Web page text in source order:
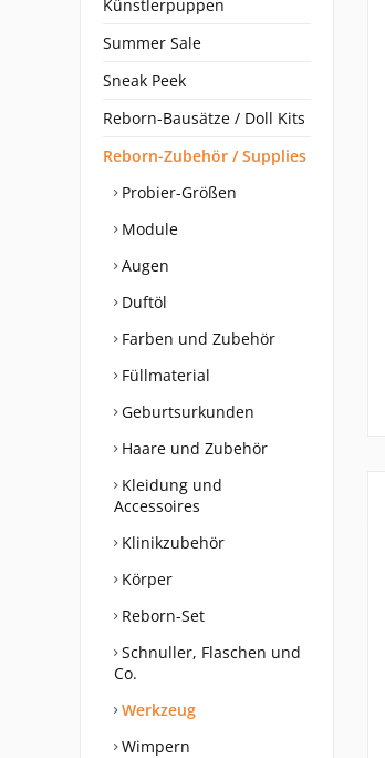
Künstlerpuppen
Summer Sale
Sneak Peek
Reborn-Bausätze / Doll Kits
Reborn-Zubehör / Supplies
Probier-Größen
Module
Augen
Duftöl
Farben und Zubehör
Füllmaterial
Geburtsurkunden
Haare und Zubehör
Kleidung und
Accessoires
Klinikzubehör
Körper
Reborn-Set
Schnuller, Flaschen und
Co.
Werkzeug
Wimpern